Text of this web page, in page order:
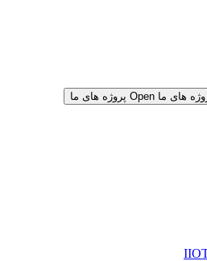
Open پروژه های ما